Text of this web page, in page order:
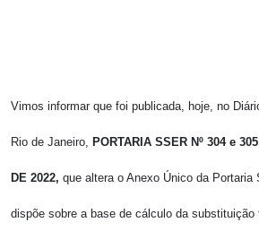
Vimos informar que foi publicada, hoje, no
Rio de Janeiro, PORTARIA SSER Nº 304 e
DE 2022, que altera o Anexo Único da Portaria
dispõe sobre a base de cálculo da substituição